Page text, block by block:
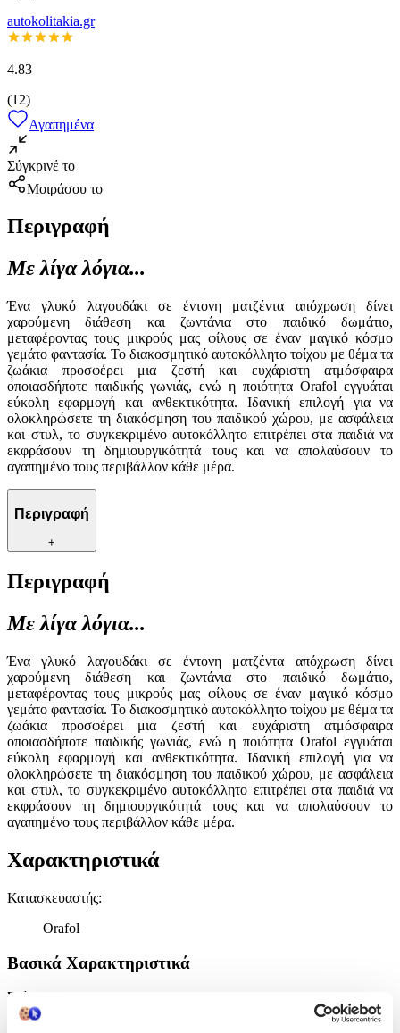
autokolitakia.gr
4.83
(12)
Αγαπημένα
Σύγκρινέ το
Μοιράσου το
Περιγραφή
Με λίγα λόγια...
Ένα γλυκό λαγουδάκι σε έντονη ματζέντα απόχρωση δίνει
χαρούμενη διάθεση και ζωντάνια στο παιδικό δωμάτιο,
μεταφέροντας τους μικρούς μας φίλους σε έναν μαγικό κόσμο
γεμάτο φαντασία. Το διακοσμητικό αυτοκόλλητο τοίχου με θέμα τα
ζωάκια προσφέρει μια ζεστή και ευχάριστη ατμόσφαιρα
οποιασδήποτε παιδικής γωνιάς, ενώ η ποιότητα Orafol εγγυάται
εύκολη εφαρμογή και ανθεκτικότητα. Ιδανική επιλογή για να
ολοκληρώσετε τη διακόσμηση του παιδικού χώρου, με ασφάλεια
και στυλ, το συγκεκριμένο αυτοκόλλητο επιτρέπει στα παιδιά να
εκφράσουν τη δημιουργικότητά τους και να απολαύσουν το
αγαπημένο τους περιβάλλον κάθε μέρα.
Περιγραφή
+
Περιγραφή
Με λίγα λόγια...
Ένα γλυκό λαγουδάκι σε έντονη ματζέντα απόχρωση δίνει
χαρούμενη διάθεση και ζωντάνια στο παιδικό δωμάτιο,
μεταφέροντας τους μικρούς μας φίλους σε έναν μαγικό κόσμο
γεμάτο φαντασία. Το διακοσμητικό αυτοκόλλητο τοίχου με θέμα τα
ζωάκια προσφέρει μια ζεστή και ευχάριστη ατμόσφαιρα
οποιασδήποτε παιδικής γωνιάς, ενώ η ποιότητα Orafol εγγυάται
εύκολη εφαρμογή και ανθεκτικότητα. Ιδανική επιλογή για να
ολοκληρώσετε τη διακόσμηση του παιδικού χώρου, με ασφάλεια
και στυλ, το συγκεκριμένο αυτοκόλλητο επιτρέπει στα παιδιά να
εκφράσουν τη δημιουργικότητά τους και να απολαύσουν το
αγαπημένο τους περιβάλλον κάθε μέρα.
Χαρακτηριστικά
Κατασκευαστής:
Orafol
Βασικά Χαρακτηριστικά
Σχέδιο